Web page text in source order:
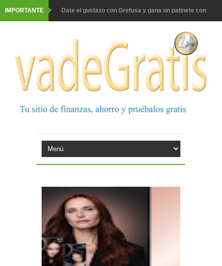
IMPORTANTE Date el gustazo con Grefusa y gana un patinete con
Barbadillo te da la opción de ganar increíbles premios
Prueba gratis hohes C Vitamin C-irup
Prueba gratis Maison Perrier France
Gana premios Pokémon con Kellogg's
premios
productos
El milagrito te lleva a Sevilla
Fuze Tea regala 100 premios al día
Oreo te da la oportunidad de ganar increíbles premios